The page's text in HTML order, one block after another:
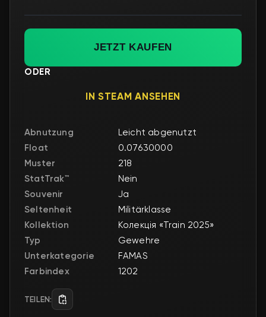
JETZT KAUFEN
ODER
IN STEAM ANSEHEN
Abnutzung
Leicht abgenutzt
Float
0.07630000
Muster
218
StatTrak™
Nein
Souvenir
Ja
Seltenheit
Militärklasse
Kollektion
Колекція «Train 2025»
Typ
Gewehre
Unterkategorie
FAMAS
Farbindex
1202
TEILEN: